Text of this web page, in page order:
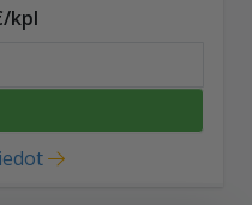
kpl